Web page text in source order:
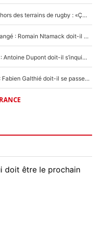
La raison d'être de Matthieu Jalibert en dehors des terrains de rugby : «Ça m'atteint autant que si tu touches à un membre de ma famille»
XV de France - Matthieu Jalibert a tout changé : Romain Ntamack doit-il s’inquiéter pour sa place à un an de la Coupe du monde ?
«Le XV de France est meilleur avec Lucu» : Antoine Dupont doit-il s’inquiéter pour sa place ?
Le XV de France a trouvé son remplaçant : Fabien Galthié doit-il se passer d'Antoine Dupont ?
doit être le prochain